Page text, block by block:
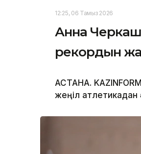
12:25, 06 Тамыз 2026
Анна
рекордын
АСТАНА.
жеңіл